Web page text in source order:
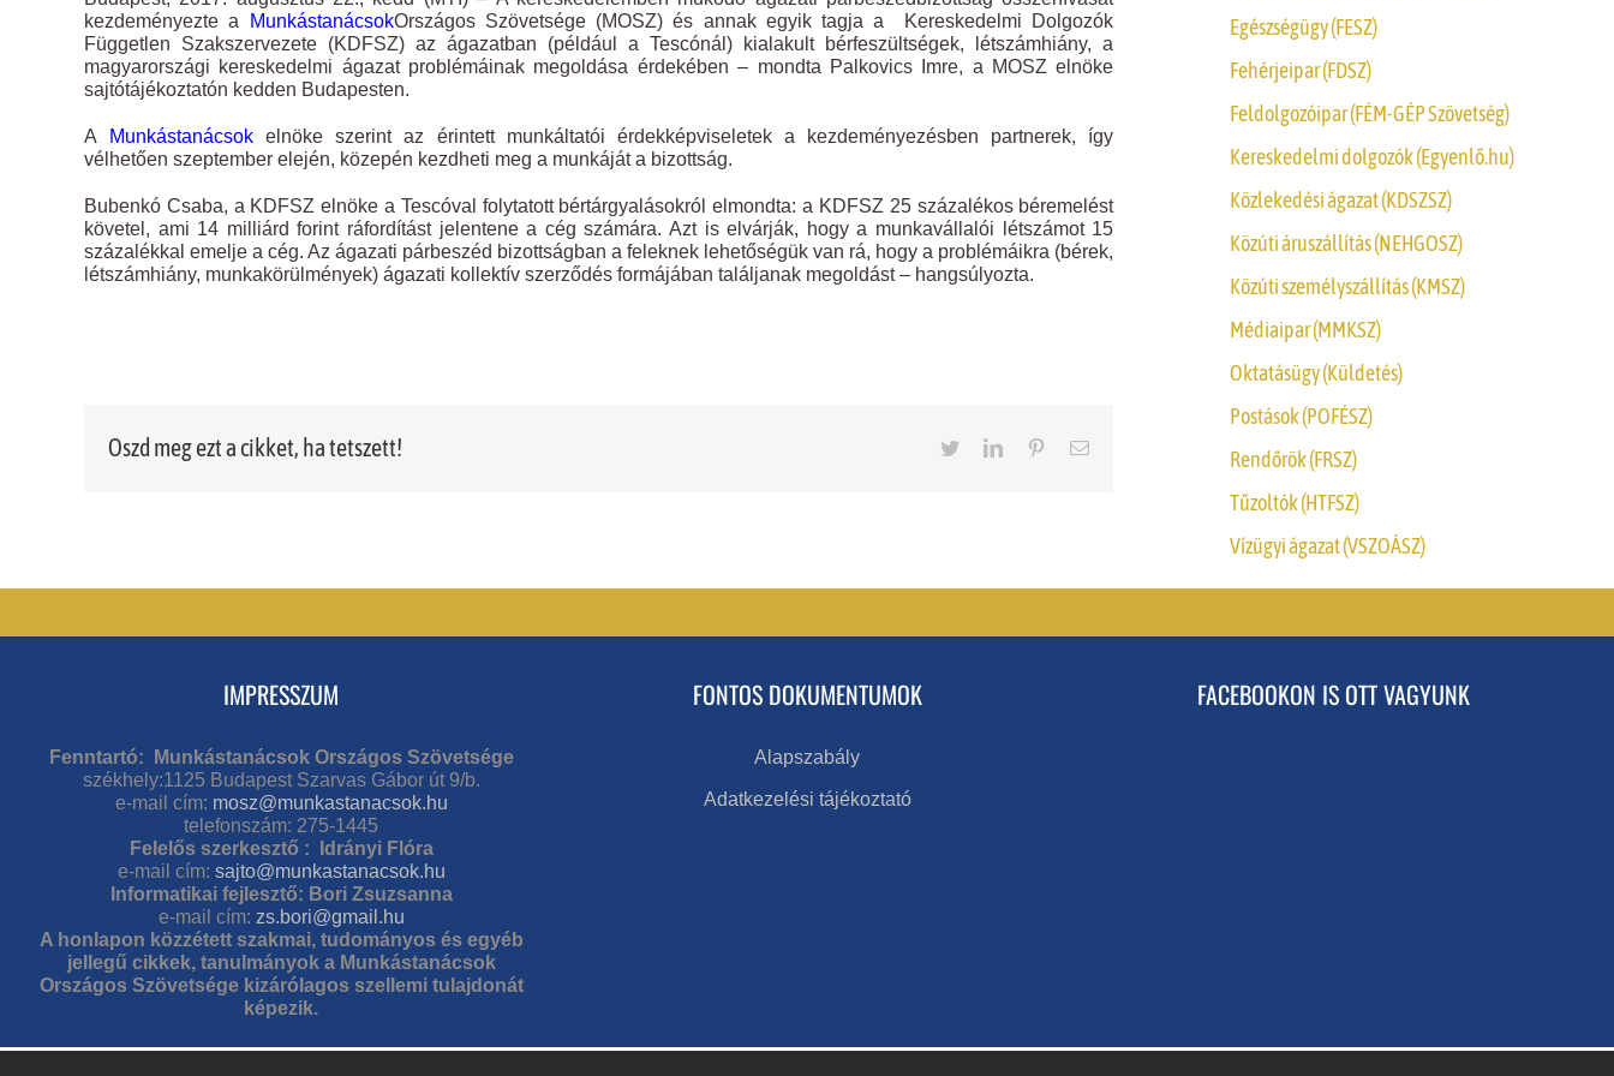
Image
kezdeményezte a
MunkástanácsokOrszágos Szövetsége (MOSZ) és annak egyik tagja a Kereskedelmi Dolgozók
Független Szakszervezete (KDFSZ) az ágazatban (például a Tescónál) kialakult bérfeszültségek, létszámhiány, a
magyarországi kereskedelmi ágazat problémáinak megoldása érdekében – mondta Palkovics Imre, a MOSZ elnöke
sajtótájékoztatón kedden Budapesten.
A Munkástanácsok elnöke szerint az érintett munkáltatói érdekképviseletek a kezdeményezésben partnerek, így
vélhetően szeptember elején, közepén kezdheti meg a munkáját a bizottság.
Bubenkó Csaba, a KDFSZ elnöke a Tescóval folytatott bértárgyalásokról elmondta: a KDFSZ 25 százalékos béremelést
követel, ami 14 milliárd forint ráfordítást jelentene a cég számára. Azt is elvárják, hogy a munkavállalói létszámot 15
százalékkal emelje a cég. Az ágazati párbeszéd bizottságban a feleknek lehetőségük van rá, hogy a problémáikra (bérek,
létszámhiány, munkakörülmények) ágazati kollektív szerződés formájában találjanak megoldást – hangsúlyozta.
Oszd meg ezt a cikket, ha tetszett! TwitterLinkedInPinterestEmail
Egészségügy (FESZ)
Fehérjeipar (FDSZ)
Feldolgozóipar (FÉM-GÉP Szövetség)
Kereskedelmi dolgozók (Egyenlő.hu)
Közlekedési ágazat (KDSZSZ)
Közúti áruszállítás (NEHGOSZ)
Közúti személyszállítás (KMSZ)
Médiaipar (MMKSZ)
Oktatásügy (Küldetés)
Postások (POFÉSZ)
Rendőrök (FRSZ)
Tűzoltók (HTFSZ)
Vízügyi ágazat (VSZOÁSZ)
IMPRESSZUM
Fenntartó: Munkástanácsok Országos Szövetsége
székhely:1125 Budapest Szarvas Gábor út 9/b.
e-mail cím: mosz@munkastanacsok.hu
telefonszám: 275-1445
Felelős szerkesztő : Idrányi Flóra
e-mail cím: sajto@munkastanacsok.hu
Informatikai fejlesztő: Bori Zsuzsanna
e-mail cím: zs.bori@gmail.hu
A honlapon közzétett szakmai, tudományos és egyéb
jellegű cikkek, tanulmányok a Munkástanácsok
Országos Szövetsége kizárólagos szellemi tulajdonát
képezik.
FONTOS DOKUMENTUMOK
Alapszabály
Adatkezelési tájékoztató
FACEBOOKON IS OTT VAGYUNK